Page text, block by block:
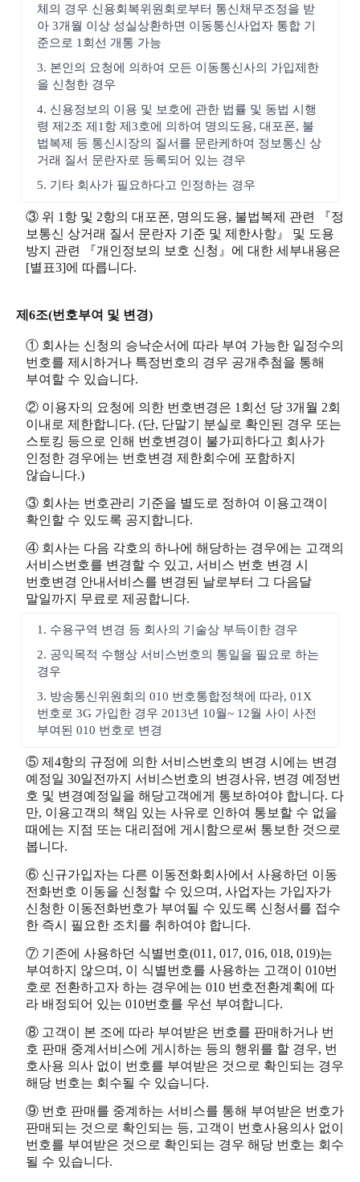
체의 경우 신용회복위원회로부터 통신채무조정을 받
아 3개월 이상 성실상환하면 이동통신사업자 통합 기
준으로 1회선 개통 가능
3. 본인의 요청에 의하여 모든 이동통신사의 가입제한
을 신청한 경우
4. 신용정보의 이용 및 보호에 관한 법률 및 동법 시행
령 제2조 제1항 제3호에 의하여 명의도용, 대포폰, 불
법복제 등 통신시장의 질서를 문란케하여 정보통신 상
거래 질서 문란자로 등록되어 있는 경우
5. 기타 회사가 필요하다고 인정하는 경우
③ 위 1항 및 2항의 대포폰, 명의도용, 불법복제 관련 『정
보통신 상거래 질서 문란자 기준 및 제한사항』 및 도용
방지 관련 『개인정보의 보호 신청』에 대한 세부내용은
[별표3]에 따릅니다.
제6조(번호부여 및 변경)
① 회사는 신청의 승낙순서에 따라 부여 가능한 일정수의
번호를 제시하거나 특정번호의 경우 공개추첨을 통해
부여할 수 있습니다.
② 이용자의 요청에 의한 번호변경은 1회선 당 3개월 2회
이내로 제한합니다. (단, 단말기 분실로 확인된 경우 또는
스토킹 등으로 인해 번호변경이 불가피하다고 회사가
인정한 경우에는 번호변경 제한회수에 포함하지
않습니다.)
③ 회사는 번호관리 기준을 별도로 정하여 이용고객이
확인할 수 있도록 공지합니다.
④ 회사는 다음 각호의 하나에 해당하는 경우에는 고객의
서비스번호를 변경할 수 있고, 서비스 번호 변경 시
번호변경 안내서비스를 변경된 날로부터 그 다음달
말일까지 무료로 제공합니다.
1. 수용구역 변경 등 회사의 기술상 부득이한 경우
2. 공익목적 수행상 서비스번호의 통일을 필요로 하는
경우
3. 방송통신위원회의 010 번호통합정책에 따라, 01X
번호로 3G 가입한 경우 2013년 10월~ 12월 사이 사전
부여된 010 번호로 변경
⑤ 제4항의 규정에 의한 서비스번호의 변경 시에는 변경
예정일 30일전까지 서비스번호의 변경사유, 변경 예정번
호 및 변경예정일을 해당고객에게 통보하여야 합니다. 다
만, 이용고객의 책임 있는 사유로 인하여 통보할 수 없을
때에는 지점 또는 대리점에 게시함으로써 통보한 것으로
봅니다.
⑥ 신규가입자는 다른 이동전화회사에서 사용하던 이동
전화번호 이동을 신청할 수 있으며, 사업자는 가입자가
신청한 이동전화번호가 부여될 수 있도록 신청서를 접수
한 즉시 필요한 조치를 취하여야 합니다.
⑦ 기존에 사용하던 식별번호(011, 017, 016, 018, 019)는
부여하지 않으며, 이 식별번호를 사용하는 고객이 010번
호로 전환하고자 하는 경우에는 010 번호전환계획에 따
라 배정되어 있는 010번호를 우선 부여합니다.
⑧ 고객이 본 조에 따라 부여받은 번호를 판매하거나 번
호 판매 중계서비스에 게시하는 등의 행위를 할 경우, 번
호사용 의사 없이 번호를 부여받은 것으로 확인되는 경우
해당 번호는 회수될 수 있습니다.
⑨ 번호 판매를 중계하는 서비스를 통해 부여받은 번호가
판매되는 것으로 확인되는 등, 고객이 번호사용의사 없이
번호를 부여받은 것으로 확인되는 경우 해당 번호는 회수
될 수 있습니다.